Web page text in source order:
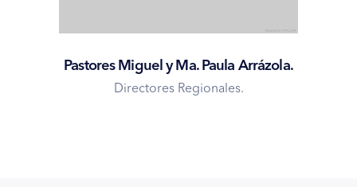
Pastores Miguel y Ma. Paula Arrázola.
Directores Regionales.